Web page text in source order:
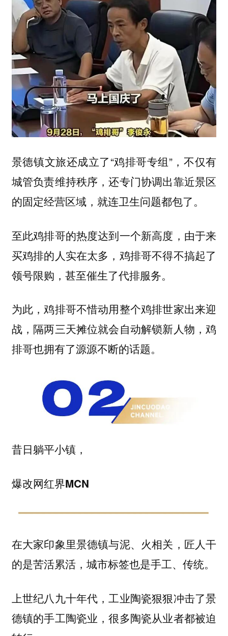
景德镇文旅还成立了“鸡排哥专组”，不仅有
城管负责维持秩序，还专门协调出靠近景区
的固定经营区域，就连卫生问题都包了。
至此鸡排哥的热度达到一个新高度，由于来
买鸡排的人实在太多，鸡排哥不得不搞起了
领号限购，甚至催生了代排服务。
为此，鸡排哥不惜动用整个鸡排世家出来迎
战，隔两三天摊位就会自动解锁新人物，鸡
排哥也拥有了源源不断的话题。
昔日躺平小镇，
爆改网红界MCN
在大家印象里景德镇与泥、火相关，匠人干
的是苦活累活，城市标签也是手工、传统。
上世纪八九十年代，工业陶瓷狠狠冲击了景
德镇的手工陶瓷业，很多陶瓷从业者都被迫